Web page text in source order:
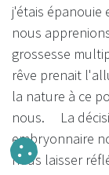
j'étais épanouie
nous
grossesse
rêve prenait
la nature à ce
nous. La
embryonnaire
nous laisser